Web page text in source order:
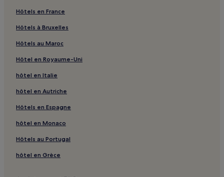
Jadruhi : hôtels
Ježenj : hôtels Hôtels avec piscine
Ježenj : hôtels Hôtels avec parking
Ježenj : hôtels
Deklići : hôtels Hôtels avec parking
Deklići : hôtels
Gulići : hôtels Hôtels de luxe
Jakovici : Villas
Roškići : hôtels
Hôtels en France
Hôtels à Bruxelles
Hôtels au Maroc
Hôtel en Royaume-Uni
hôtel en Italie
hôtel en Autriche
Hôtels en Espagne
hôtel en Monaco
Hôtels au Portugal
hôtel en Grèce